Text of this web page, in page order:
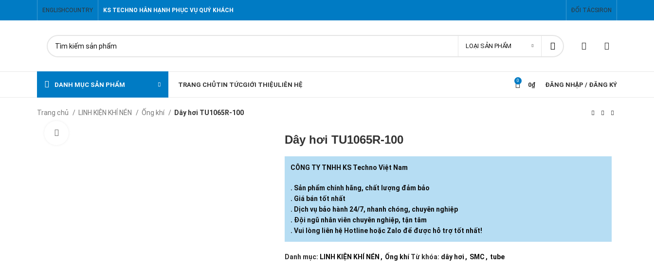
ENGLISH COUNTRY KS TECHNO HÂN HẠNH PHỤC VỤ QUÝ KHÁCH ĐỐI TÁCSIRON
LOẠI SẢN PHẨM
DANH MỤC SẢN PHẨM TRANG CHỦTIN TỨCGIỚI THIỆULIÊN HỆ
0
0₫ ĐĂNG NHẬP / ĐĂNG KÝ
Trang chủ LINH KIỆN KHÍ NÉN Ống khí Dây hơi TU1065R-100
Dây hơi TU1065R-100
CÔNG TY TNHH KS Techno Việt Nam
. Sản phẩm chính hãng, chất lượng đảm bảo
. Giá bán tốt nhất
. Dịch vụ bảo hành 24/7, nhanh chóng, chuyên nghiệp
. Đội ngũ nhân viên chuyên nghiệp, tận tâm
. Vui lòng liên hệ Hotline hoặc Zalo để được hỗ trợ tốt nhất!
Danh mục: LINH KIỆN KHÍ NÉN , Ống khí Từ khóa: dây hơi , SMC , tube